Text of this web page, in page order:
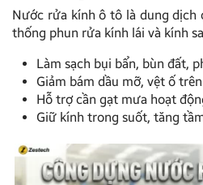
Nước rửa kính ô tô là dung dịch
thống phun rửa kính lái và kính
Làm sạch bụi bẩn, bùn đất,
Giảm bám dầu mỡ, vệt ố
Hỗ trợ cần gạt mưa hoạt
Giữ kính trong suốt, tăng